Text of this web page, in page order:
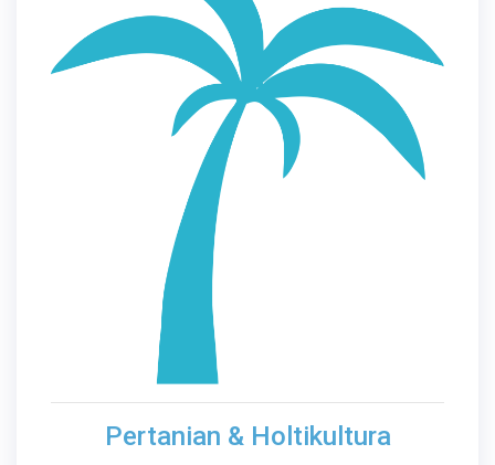
Pertanian & Holtikultura